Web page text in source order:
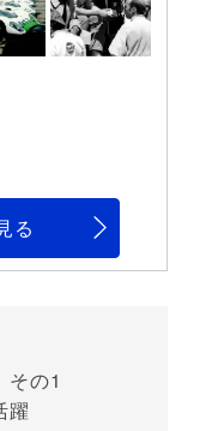
る
の1
躍